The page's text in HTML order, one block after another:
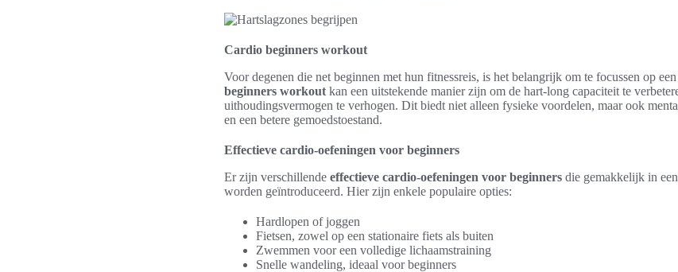
Cardio beginners workout
Voor degenen die net beginnen met hun fitnessreis, is het belangrijk om te focussen op
beginners workout kan een uitstekende manier zijn om de hart-long capaciteit te
uithoudingsvermogen te verhogen. Dit biedt niet alleen fysieke voordelen, maar ook
en een betere gemoedstoestand.
Effectieve cardio-oefeningen voor beginners
Er zijn verschillende effectieve cardio-oefeningen voor beginners die gemakkelijk in
worden geïntroduceerd. Hier zijn enkele populaire opties:
Hardlopen of joggen
Fietsen, zowel op een stationaire fiets als buiten
Zwemmen voor een volledige lichaamstraining
Snelle wandeling, ideaal voor beginners